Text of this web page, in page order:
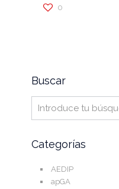
0
Buscar
Categorías
AEDIP
apGA